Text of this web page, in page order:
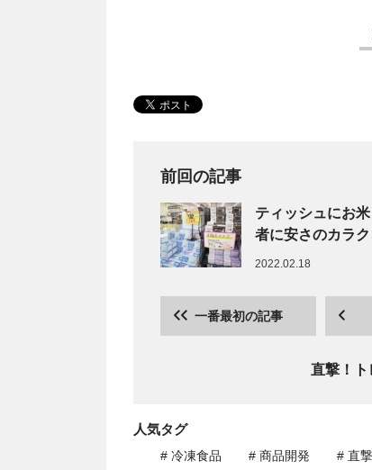
前回の記事
ティッシュにお
者に安さのカラク
2022.02.18
一番最初の記事
直撃！ト
人気タグ
# 冷凍食品 # 商品開発 # 直